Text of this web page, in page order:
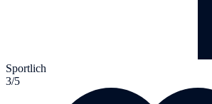
Sportlich
3/5